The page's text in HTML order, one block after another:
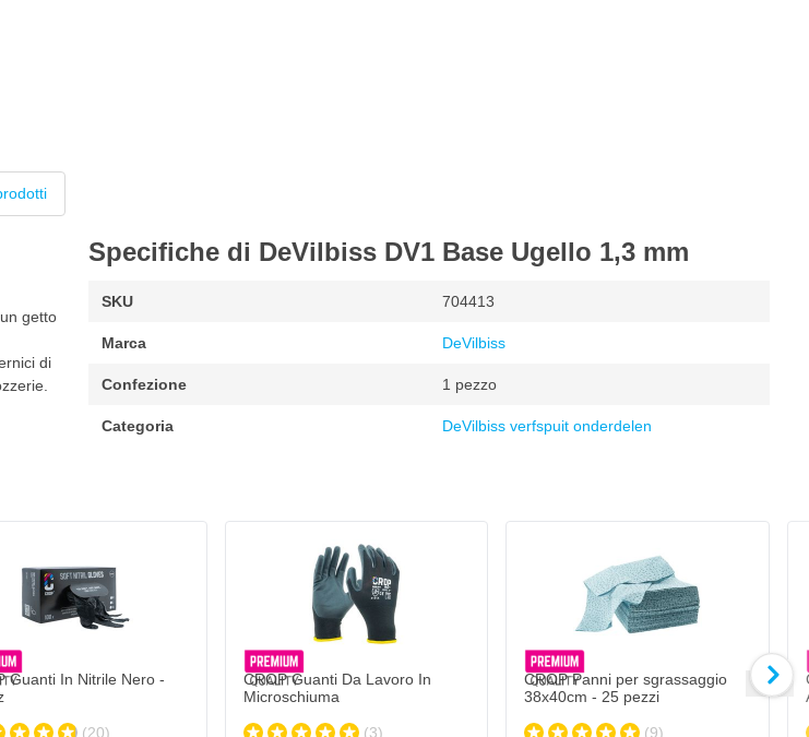
getto
di
Specifiche di DeVilbiss DV1 Base Ugello 1,3 mm
SKU 704413
Marca DeVilbiss
Confezione 1 pezzo
Categoria DeVilbiss verfspuit onderdelen
Aggiungi al Carrello
Guanti In Nitrile Nero -
(20)
Spedito oggi
Aggiungi al Carrello
CROP Guanti Da Lavoro In
Microschiuma
(3)
CROP Panni per sgrassaggio
38x40cm - 25 pezzi
(9)